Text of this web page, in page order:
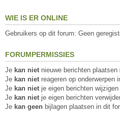
WIE IS ER ONLINE
Gebruikers op dit forum: Geen
FORUMPERMISSIES
Je kan niet nieuwe berichten plaatsen
Je kan niet reageren op onderwerpen
Je kan niet je eigen berichten
Je kan niet je eigen berichten
Je kan geen bijlagen plaatsen in dit